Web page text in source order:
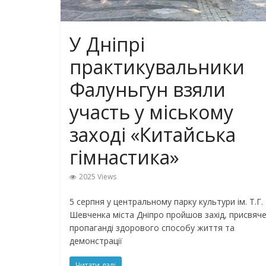
У Дніпрі
практикувальники
Фалуньгун взяли
участь у міському
заході «Китайська
гімнастика»
2025 Views
5 серпня у центральному парку культури ім. Т.Г.
Шевченка міста Дніпро пройшов захід,
пропаганді здорового способу життя та
демонстрації